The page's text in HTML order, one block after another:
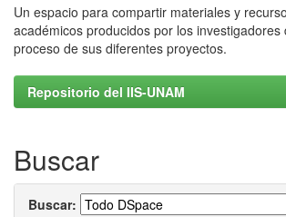
Un espacio para compartir materiales y
académicos producidos por los investigadores
proceso de sus diferentes proyectos.
Repositorio del IIS-UNAM
Buscar
Buscar: